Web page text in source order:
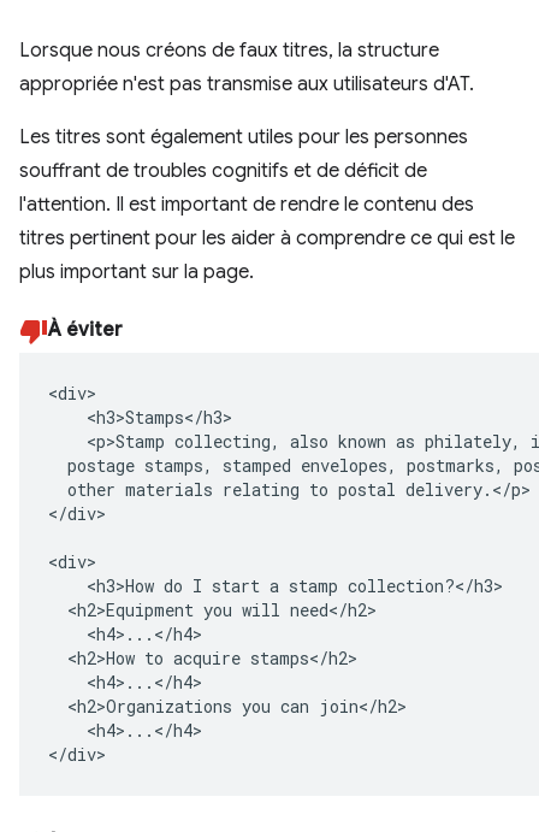
Lorsque nous créons de faux titres, la structure
appropriée n'est pas transmise aux utilisateurs d'AT.
Les titres sont également utiles pour les personnes
souffrant de troubles cognitifs et de déficit de
l'attention. Il est important de rendre le contenu des
titres pertinent pour les aider à comprendre ce qui est le
plus important sur la page.
À éviter
<div>
    <h3>Stamps</h3>
<p>Stamp collecting, also known as philately,
postage stamps, stamped envelopes, postmarks,
  other materials relating to postal delivery.</p>
</div>
<div>
    <h3>How do I start a stamp collection?</h3>
  <h2>Equipment you will need</h2>
    <h4>...</h4>
  <h2>How to acquire stamps</h2>
    <h4>...</h4>
  <h2>Organizations you can join</h2>
    <h4>...</h4>
</div>